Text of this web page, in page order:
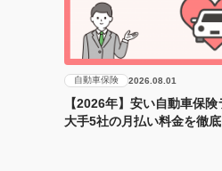
自動車保険 2026.08.01
【2026年】安い自動車保険
大手5社の月払い料金を徹底